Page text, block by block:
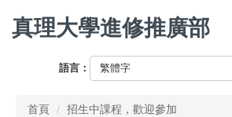
真理大學進修推廣部
語言：
首頁 招生中課程，歡迎參加